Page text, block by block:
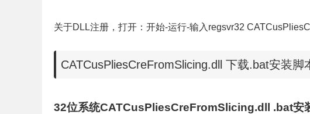
关于DLL注册，打开：开始-运行-输入regsvr32
CATCusPliesCreFromSlicing.dll 下载.bat安装脚
32位系统CATCusPliesCreFromSlicing.dll .bat安